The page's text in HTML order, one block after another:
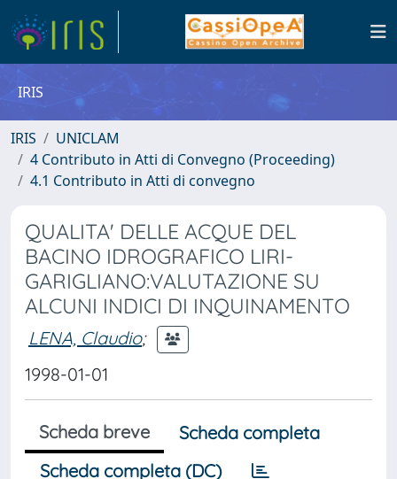
IRIS
IRIS
UNICLAM
4 Contributo in Atti di Convegno (Proceeding)
4.1 Contributo in Atti di convegno
QUALITA' DELLE ACQUE DEL
BACINO IDROGRAFICO LIRI-
GARIGLIANO:VALUTAZIONE SU
ALCUNI INDICI DI INQUINAMENTO
LENA, Claudio;
1998-01-01
Scheda breve
Scheda completa
Scheda completa (DC)